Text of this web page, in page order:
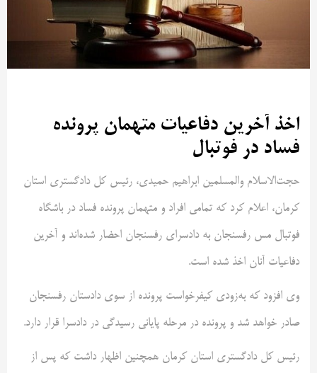
اخذ آخرین دفاعیات متهمان پرونده
فساد در فوتبال
حجت‌الاسلام والمسلمین ابراهیم حمیدی، رئیس کل دادگستری استان
کرمان، اعلام کرد که تمامی افراد و متهمان پرونده فساد در باشگاه
فوتبال مس رفسنجان به دادسرای رفسنجان احضار شده‌اند و آخرین
دفاعیات آنان اخذ شده است.
وی افزود که به‌زودی کیفرخواست پرونده از سوی دادستان رفسنجان
صادر خواهد شد و پرونده در مرحله پایانی رسیدگی در دادسرا قرار دارد.
رئیس کل دادگستری استان کرمان همچنین اظهار داشت که پس از